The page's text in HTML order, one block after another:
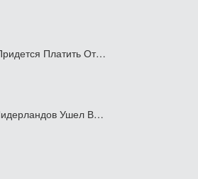
Платить От…
Ушел В…